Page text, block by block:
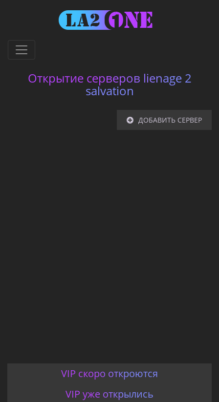
Открытие серверов lienage 2
salvation
ДОБАВИТЬ СЕРВЕР
VIP скоро откроются
VIP уже открылись